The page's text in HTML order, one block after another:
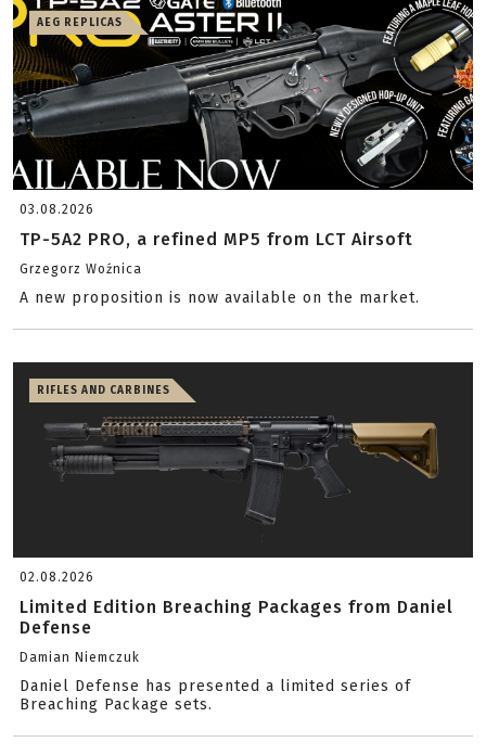
AEG REPLICAS
03.08.2026
TP-5A2 PRO, a refined MP5 from LCT Airsoft
Grzegorz Woźnica
A new proposition is now available on the market.
RIFLES AND CARBINES
02.08.2026
Limited Edition Breaching Packages from Daniel
Defense
Damian Niemczuk
Daniel Defense has presented a limited series of
Breaching Package sets.